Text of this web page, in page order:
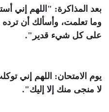
بعد المذاكرة: "اللهم إني
وما تعلمت، وأسألك أن
على كل شيء قدير".
يوم الامتحان: اللهم إني
لا منجى منك إلا إليك".